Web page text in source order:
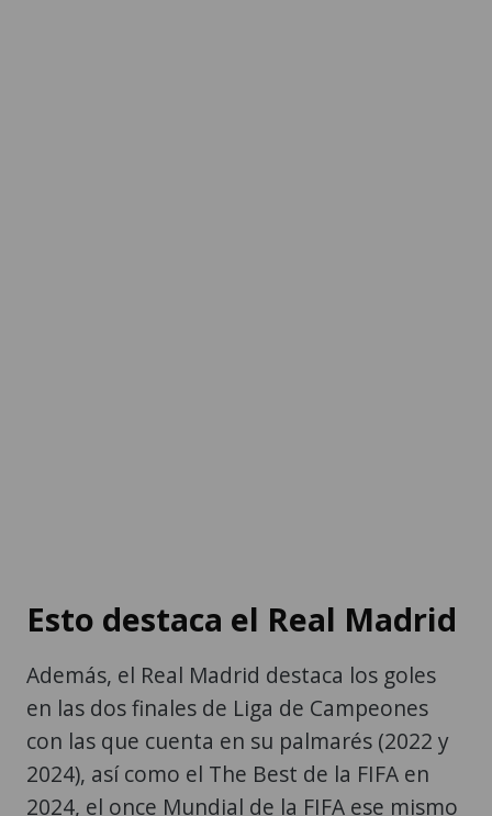
Esto destaca el Real Madrid
Además, el Real Madrid destaca los goles
en las dos finales de Liga de Campeones
con las que cuenta en su palmarés (2022 y
2024), así como el The Best de la FIFA en
2024, el once Mundial de la FIFA ese mismo